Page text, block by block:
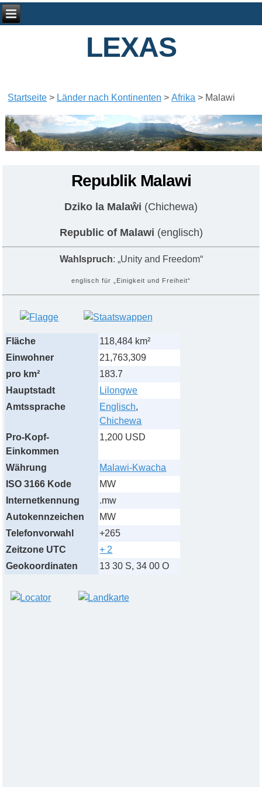
LEXAS
Startseite > Länder nach Kontinenten >Afrika > Malawi
Republik Malawi
Dziko la Malaŵi (Chichewa)
Republic of Malawi (englisch)
Wahlspruch: „Unity and Freedom“
englisch für „Einigkeit und Freiheit“
Fläche
118,484 km²
Einwohner
21,763,309
pro km²
183.7
Hauptstadt
Lilongwe
Amtssprache
Englisch,
Chichewa
Pro-Kopf-
Einkommen
1,200 USD
Währung
Malawi-Kwacha
ISO 3166 Kode
MW
Internetkennung
.mw
Autokennzeichen
MW
Telefonvorwahl
+265
Zeitzone UTC
+ 2
Geokoordinaten
13 30 S, 34 00 O